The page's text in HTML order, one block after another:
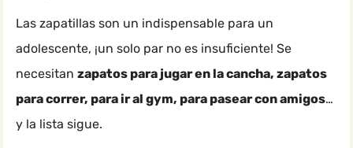
Las zapatillas son un indispensable para un
adolescente, ¡un solo par no es insuficiente! Se
necesitan zapatos para jugar en la cancha, zapatos
para correr, para ir al gym, para pasear con amigos…
y la lista sigue.